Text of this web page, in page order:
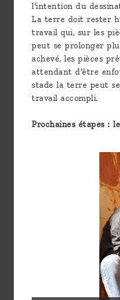
l'intention du
La terre doit rester
travail qui, sur les
peut se prolonger
achevé, les pièces
attendant d'être
stade la terre peut
travail accompli.
Prochaines étapes :